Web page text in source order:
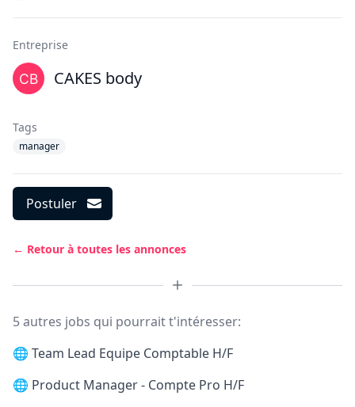
Entreprise
CAKES body
Tags
manager
Postuler
← Retour à toutes les annonces
5 autres jobs qui pourrait t'intéresser:
🌐 Team Lead Equipe Comptable H/F
🌐 Product Manager - Compte Pro H/F